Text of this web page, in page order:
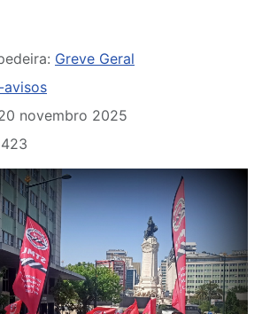
Greve Geral
avisos
novembro 2025